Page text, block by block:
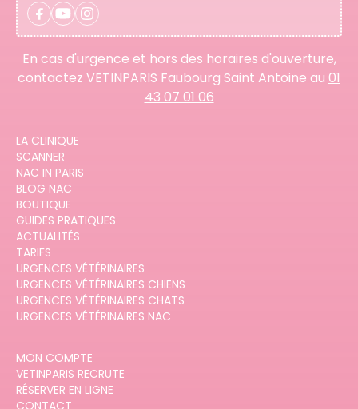
En cas d'urgence et hors des horaires d'ouverture,
contactez VETINPARIS Faubourg Saint Antoine au 01
43 07 01 06
LA CLINIQUE
SCANNER
NAC IN PARIS
BLOG NAC
BOUTIQUE
GUIDES PRATIQUES
ACTUALITÉS
TARIFS
URGENCES VÉTÉRINAIRES
URGENCES VÉTÉRINAIRES CHIENS
URGENCES VÉTÉRINAIRES CHATS
URGENCES VÉTÉRINAIRES NAC
MON COMPTE
VETINPARIS RECRUTE
RÉSERVER EN LIGNE